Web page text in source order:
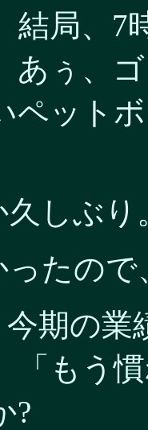
結局、7
あぅ、
ペット
久しぶり
ったの
期の
「もう
?